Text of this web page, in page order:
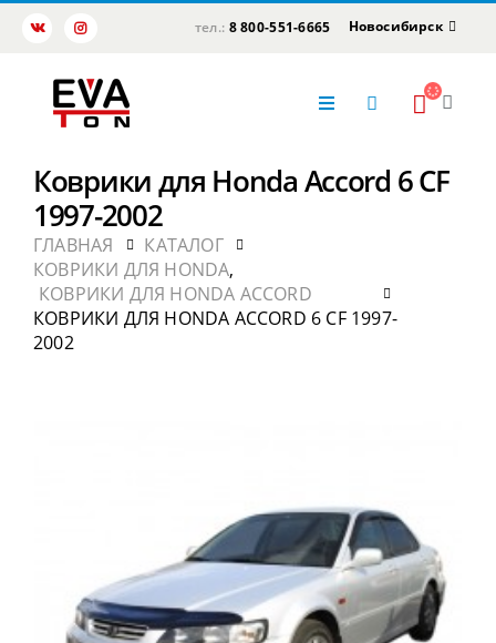
тел.: 8 800-551-6665 Новосибирск
Коврики для Honda Accord 6 CF
1997-2002
ГЛАВНАЯ
КАТАЛОГ
КОВРИКИ ДЛЯ HONDA,
КОВРИКИ ДЛЯ HONDA ACCORD
КОВРИКИ ДЛЯ HONDA ACCORD 6 CF 1997-
2002